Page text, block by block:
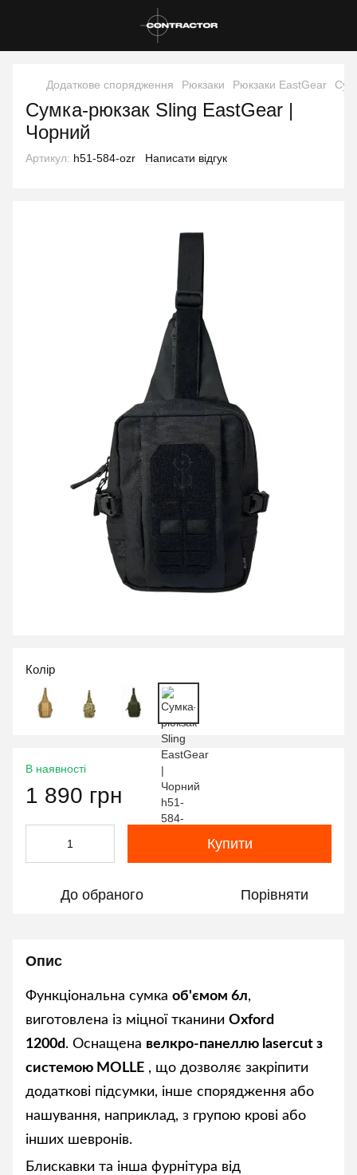
Додаткове спорядження Рюкзаки Рюкзаки EastGear
Сумка-рюкзак Sling EastGear |
Чорний
Артикул: h51-584-ozr Написати відгук
Колір
В наявності
1 890 грн
Купити
До обраного Порівняти
Опис
Функціональна сумка об'ємом 6л,
виготовлена із міцної тканини Oxford
1200d. Оснащена велкро-панеллю lasercut з
системою MOLLE , що дозволяє закріпити
додаткові підсумки, інше спорядження або
нашування, наприклад, з групою крові або
інших шевронів.
Блискавки та інша фурнітура від